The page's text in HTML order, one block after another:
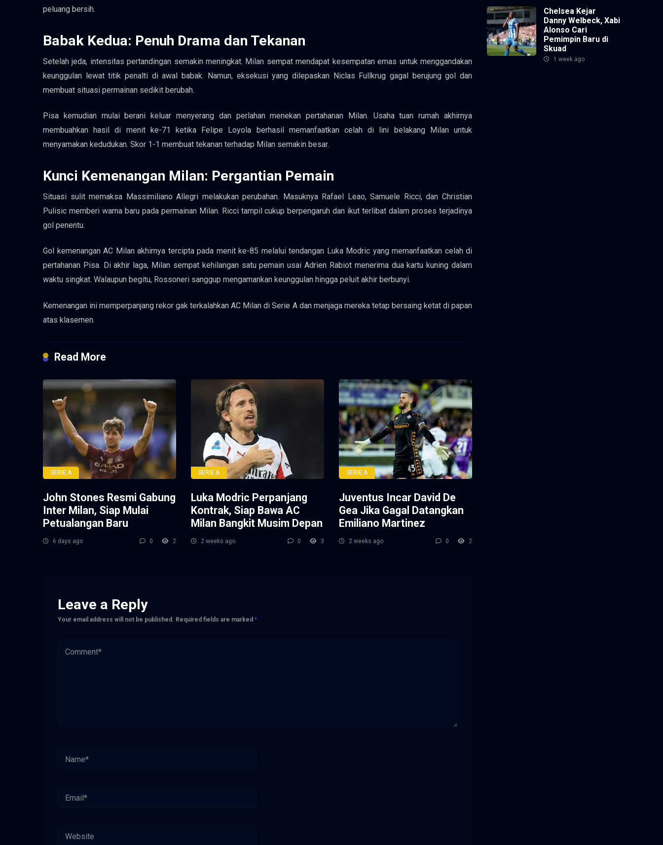
peluang bersih.
Babak Kedua: Penuh Drama dan Tekanan
Setelah jeda, intensitas pertandingan semakin meningkat. Milan sempat mendapat kesempatan emas untuk menggandakan
keunggulan lewat titik penalti di awal babak. Namun, eksekusi yang dilepaskan Niclas Fullkrug gagal berujung gol dan
membuat situasi permainan sedikit berubah.
Pisa kemudian mulai berani keluar menyerang dan perlahan menekan pertahanan Milan. Usaha tuan rumah akhirnya
membuahkan hasil di menit ke-71 ketika Felipe Loyola berhasil memanfaatkan celah di lini belakang Milan untuk
menyamakan kedudukan. Skor 1-1 membuat tekanan terhadap Milan semakin besar.
Kunci Kemenangan Milan: Pergantian Pemain
Situasi sulit memaksa Massimiliano Allegri melakukan perubahan. Masuknya Rafael Leao, Samuele Ricci, dan Christian
Pulisic memberi warna baru pada permainan Milan. Ricci tampil cukup berpengaruh dan ikut terlibat dalam proses terjadinya
gol penentu.
Gol kemenangan AC Milan akhirnya tercipta pada menit ke-85 melalui tendangan Luka Modric yang memanfaatkan celah di
pertahanan Pisa. Di akhir laga, Milan sempat kehilangan satu pemain usai Adrien Rabiot menerima dua kartu kuning dalam
waktu singkat. Walaupun begitu, Rossoneri sanggup mengamankan keunggulan hingga peluit akhir berbunyi.
Kemenangan ini memperpanjang rekor gak terkalahkan AC Milan di Serie A dan menjaga mereka tetap bersaing ketat di papan
atas klasemen.
Read More
SERIE A
John Stones Resmi Gabung
Inter Milan, Siap Mulai
Petualangan Baru
6 days ago 0 2
SERIE A
Luka Modric Perpanjang
Kontrak, Siap Bawa AC
Milan Bangkit Musim Depan
2 weeks ago 0 3
SERIE A
Juventus Incar David De
Gea Jika Gagal Datangkan
Emiliano Martinez
2 weeks ago 0 2
Leave a Reply
Your email address will not be published. Required fields are marked *
Chelsea Kejar
Danny Welbeck, Xabi
Alonso Cari
Pemimpin Baru di
Skuad
1 week ago